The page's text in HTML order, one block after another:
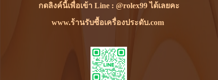
กดลิงค์นี้เพื่อเข้า Line : @rolex99 ได้เลยคะ
www.ร้านรับซื้อเครื่องประดับ.com